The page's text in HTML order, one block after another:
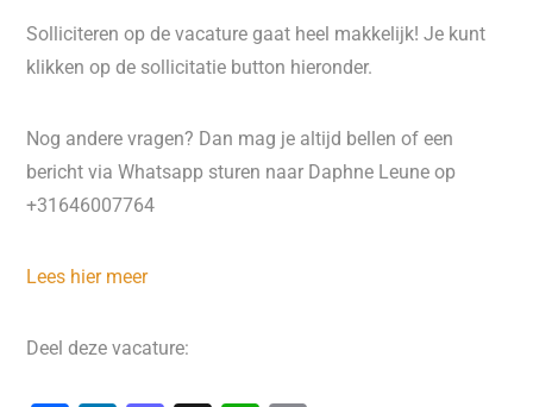
Solliciteren op de vacature gaat heel makkelijk! Je kunt
klikken op de sollicitatie button hieronder.
Nog andere vragen? Dan mag je altijd bellen of een
bericht via Whatsapp sturen naar Daphne Leune op
+31646007764
Lees hier meer
Deel deze vacature: